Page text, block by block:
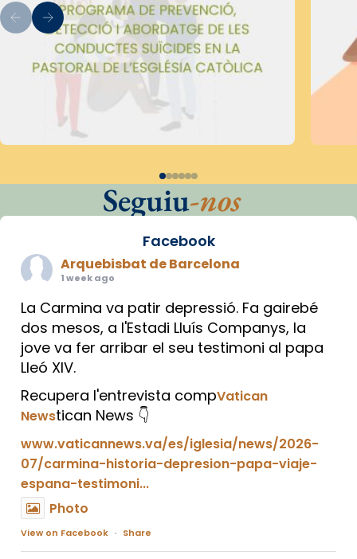
Seguiu-nos
Facebook
Arquebisbat de Barcelona
1 week ago
La Carmina va patir depressió. Fa gairebé
dos mesos, a l'Estadi Lluís Companys, la
jove va fer arribar el seu testimoni al papa
Lleó XIV.
Recupera l'entrevista compVatican
Newstican News 👇
www.vaticannews.va/es/iglesia/news/2026-
07/carmina-historia-depresion-papa-viaje-
espana-testimoni...
Photo
View on Facebook · Share